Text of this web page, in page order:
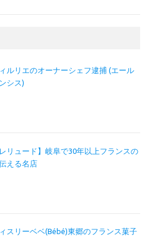
ルリエのオーナーシェフ逮捕 (エール
シス)
レリュード】岐阜で30年以上フランスの
える名店
スリーベベ(Bébé)東郷のフランス菓子